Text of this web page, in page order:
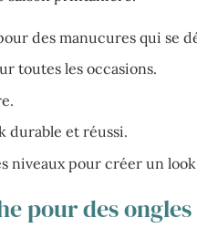
des manucures qui se
toutes les occasions.
durable et réussi.
niveaux pour créer un
pour des